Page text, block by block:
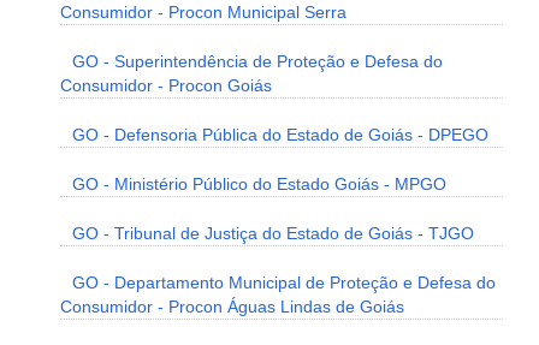
Consumidor - Procon Municipal Serra
GO - Superintendência de Proteção e Defesa do
Consumidor - Procon Goiás
GO - Defensoria Pública do Estado de Goiás - DPEGO
GO - Ministério Público do Estado Goiás - MPGO
GO - Tribunal de Justiça do Estado de Goiás - TJGO
GO - Departamento Municipal de Proteção e Defesa do
Consumidor - Procon Águas Lindas de Goiás